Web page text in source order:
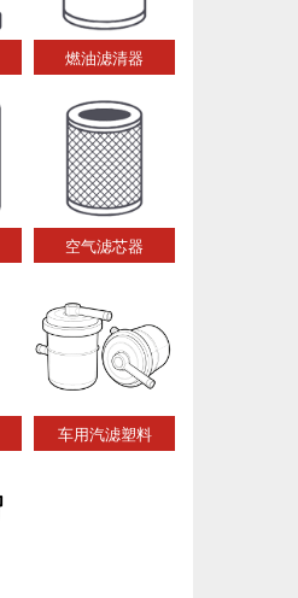
燃油滤清器
空气滤芯器
车用汽滤塑料